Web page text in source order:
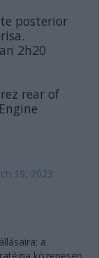
posterior
2h20
rear of
19, 2023
a